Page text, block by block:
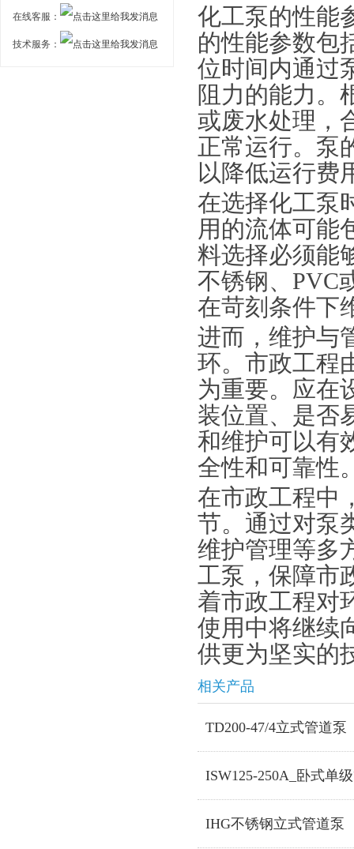
在线客服：
技术服务：
化工泵的性能
的性能参数包
位时间内通过
阻力的能力。
或废水处理，
正常运行。泵
以降低运行费
在选择化工泵
用的流体可能
料选择必须能
不锈钢、PVC
在苛刻条件下
进而，维护与
环。市政工程
为重要。应在
装位置、是否
和维护可以有
全性和可靠性
在市政工程中
节。通过对泵
维护管理等多
工泵，保障市
着市政工程对
使用中将继续
供更为坚实的
相关产品
TD200-47/4立式管道泵
ISW125-250A_卧式单
IHG不锈钢立式管道泵